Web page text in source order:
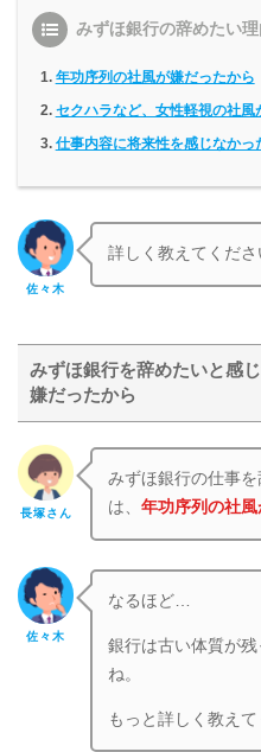
みずほ銀行の辞めたい理
年功序列の社風が嫌だったから
セクハラなど、女性軽視の社風
仕事内容に将来性を感じなかっ
佐々木
詳しく教えてくださ
みずほ銀行を辞めたいと感
嫌だったから
長塚さん
みずほ銀行の仕事
は、年功序列の社
佐々木
なるほど…
銀行は古い体質が
ね。
もっと詳しく教えて